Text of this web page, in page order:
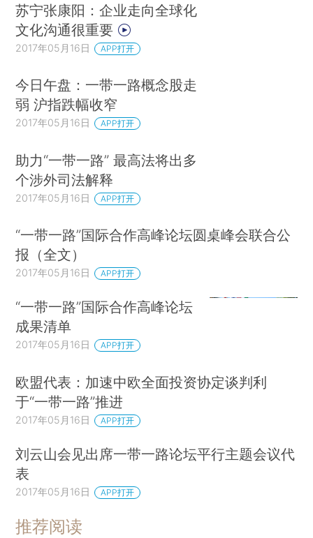
苏宁张康阳：企业走向全球化
文化沟通很重要
2017年05月16日 APP打开
今日午盘：一带一路概念股走
弱 沪指跌幅收窄
2017年05月16日 APP打开
助力“一带一路” 最高法将出多
个涉外司法解释
2017年05月16日 APP打开
“一带一路”国际合作高峰论坛圆桌峰会联合公
报（全文）
2017年05月16日 APP打开
“一带一路”国际合作高峰论坛
成果清单
2017年05月16日 APP打开
欧盟代表：加速中欧全面投资协定谈判利
于“一带一路”推进
2017年05月16日 APP打开
刘云山会见出席一带一路论坛平行主题会议代
表
2017年05月16日 APP打开
推荐阅读